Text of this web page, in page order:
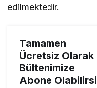
edilmektedir.
Tamamen
Ücretsiz Olarak
Bültenimize
Abone